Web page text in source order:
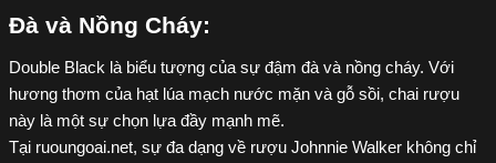
Đà và Nồng Cháy:
Double Black là biểu tượng của sự đậm đà và nồng cháy. Với
hương thơm của hạt lúa mạch nước mặn và gỗ sồi, chai rượu
này là một sự chọn lựa đầy mạnh mẽ.
Tại ruoungoai.net, sự đa dạng về rượu Johnnie Walker không chỉ